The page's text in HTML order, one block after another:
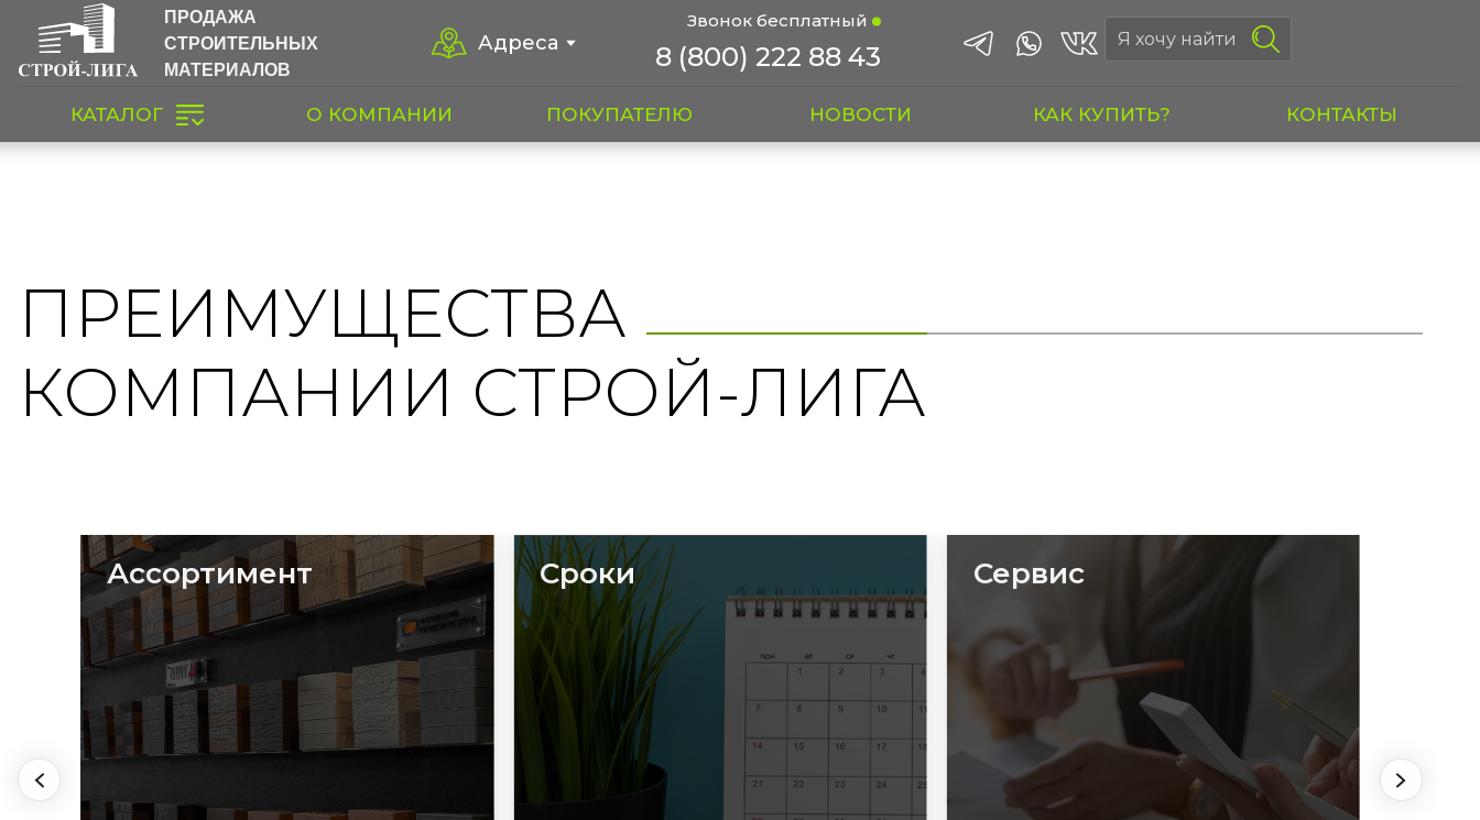
ПРОДАЖА
СТРОИТЕЛЬНЫХ
МАТЕРИАЛОВ
Адреса
Звонок бесплатный
8 (800) 222 88 43
КАТАЛОГ О КОМПАНИИ ПОКУПАТЕЛЮ НОВОСТИ КАК КУПИТЬ? КОНТАКТЫ
ПРЕИМУЩЕСТВА
КОМПАНИИ СТРОЙ-ЛИГА
Ассортимент Сроки Сервис